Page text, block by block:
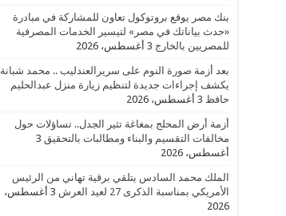
بنك مصر يوقع بروتوكول تعاون للمشاركة في مبادرة
«حدث بياناتك في مصر» لتيسير الخدمات المصرفية
للمصريين بالخارج 3 أغسطس، 2026
بعد أزمة صورة النوم على سريرالعندليب .. محمد شبانة
يكشف إجراءات جديدة لتنظيم زيارة منزل عبدالحليم
حافظ 3 أغسطس، 2026
أزمة أرض المحلج بمغاغة تثير الجدل.. تساؤلات حول
مخالفات التقسيم والبناء ومطالبات بالتحقيق 3
أغسطس، 2026
الملك محمد السادس يتلقي برقية تهاني من الرئيس
الأمريكي بمناسبة الذكرى 27 لعيد العرش
3 أغسطس،
2026